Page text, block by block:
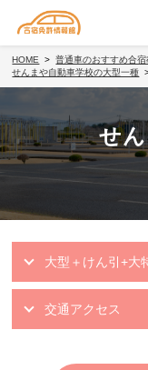
HOME 普通車のおすすめ合
せんまや自動車学校の大型一種
せ
大型＋けん引+大
交通アクセス